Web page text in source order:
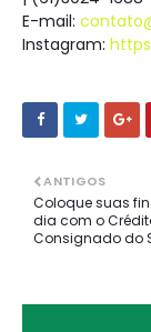
E-mail:
Instagram:
ANTIGOS
Coloque suas
dia com o
Consignado do